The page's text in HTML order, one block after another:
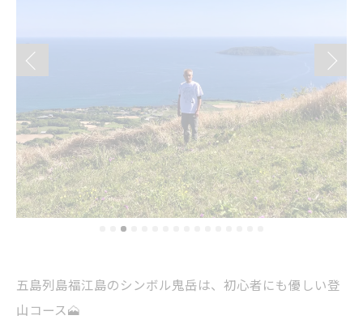
五島列島福江島のシンボル鬼岳は、初心者にも優しい登
山コース🗻